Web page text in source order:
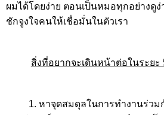
ผมได้โดยง่าย ตอนเป็นหมอทุกอย่างดูง่
ชักจูงใจคนให้เชื่อมั่นในตัวเรา
สิ่งที่อยากจะเดินหน้าต่อในระยะ
1. หาจุดสมดุลในการทำงานร่ว